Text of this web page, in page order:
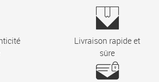
Livraison rapide et
sûre